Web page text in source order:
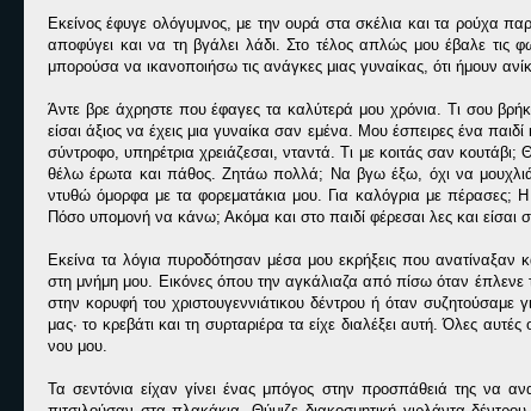
Εκείνος έφυγε ολόγυμνος, με την ουρά στα σκέλια και τα ρούχα
αποφύγει και να τη βγάλει λάδι. Στο τέλος απλώς μου έβαλε τις
μπορούσα να ικανοποιήσω τις ανάγκες μιας γυναίκας, ότι ήμουν
Άντε βρε άχρηστε που έφαγες τα καλύτερά μου χρόνια. Τι σου
είσαι άξιος να έχεις μια γυναίκα σαν εμένα. Μου έσπειρες ένα
σύντροφο, υπηρέτρια χρειάζεσαι, νταντά. Τι με κοιτάς σαν
θέλω έρωτα και πάθος. Ζητάω πολλά; Να βγω έξω, όχι να
ντυθώ όμορφα με τα φορεματάκια μου. Για καλόγρια με πέρασες; Η
Πόσο υπομονή να κάνω; Ακόμα και στο παιδί φέρεσαι λες και είσαι
Εκείνα τα λόγια πυροδότησαν μέσα μου εκρήξεις που
στη μνήμη μου. Εικόνες όπου την αγκάλιαζα από πίσω όταν
στην κορυφή του χριστουγεννιάτικου δέντρου ή όταν
μας∙ το κρεβάτι και τη συρταριέρα τα είχε διαλέξει αυτή. Όλες
νου μου.
Τα σεντόνια είχαν γίνει ένας μπόγος στην προσπάθειά της να